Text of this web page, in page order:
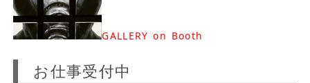
GALLERY on Booth
お仕事受付中